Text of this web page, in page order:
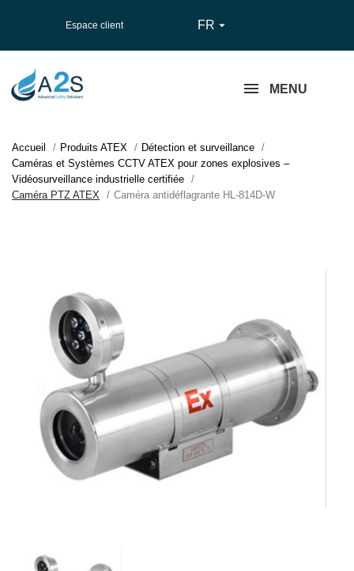
Espace client FR 
MENU
Accueil Produits ATEX
Détection et surveillance
Caméras et Systèmes CCTV ATEX pour zones explosives –
Vidéosurveillance industrielle certifiée
Caméra PTZ ATEX
Caméra antidéflagrante HL-814D-W